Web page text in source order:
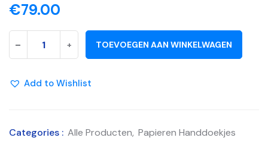
€79.00
- + TOEVOEGEN AAN WINKELWAGEN
Add to Wishlist
Categories : Alle Producten, Papieren Handdoekjes